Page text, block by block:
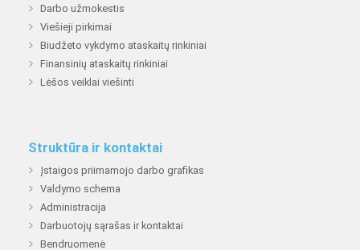
Darbo užmokestis
Viešieji pirkimai
Biudžeto vykdymo ataskaitų rinkiniai
Finansinių ataskaitų rinkiniai
Lėšos veiklai viešinti
Struktūra ir kontaktai
Įstaigos priimamojo darbo grafikas
Valdymo schema
Administracija
Darbuotojų sąrašas ir kontaktai
Bendruomenė